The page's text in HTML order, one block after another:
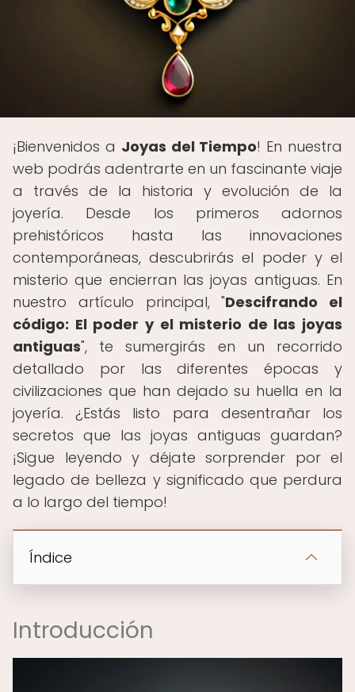
¡Bienvenidos a Joyas del Tiempo! En nuestra
web podrás adentrarte en un fascinante viaje
a través de la historia y evolución de la
joyería. Desde los primeros adornos
prehistóricos hasta las innovaciones
contemporáneas, descubrirás el poder y el
misterio que encierran las joyas antiguas. En
nuestro artículo principal, "Descifrando el
código: El poder y el misterio de las joyas
antiguas", te sumergirás en un recorrido
detallado por las diferentes épocas y
civilizaciones que han dejado su huella en la
joyería. ¿Estás listo para desentrañar los
secretos que las joyas antiguas guardan?
¡Sigue leyendo y déjate sorprender por el
legado de belleza y significado que perdura
a lo largo del tiempo!
Índice
Introducción